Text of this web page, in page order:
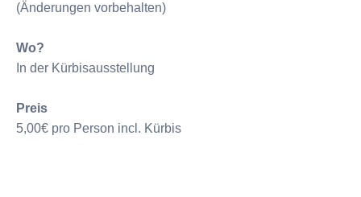
(Änderungen vorbehalten)
Wo?
In der Kürbisausstellung
Preis
5,00€ pro Person incl. Kürbis